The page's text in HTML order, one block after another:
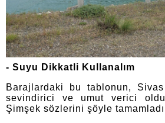
- Suyu Dikkatli Kullanalım
Barajlardaki bu tablonun,
sevindirici ve umut verici
Şimşek sözlerini şöyle